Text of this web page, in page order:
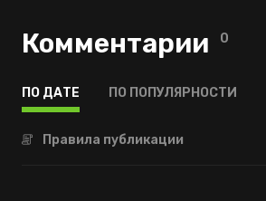
Комментарии 0
ПО ДАТЕ ПО ПОПУЛЯРНОСТИ
Правила публикации